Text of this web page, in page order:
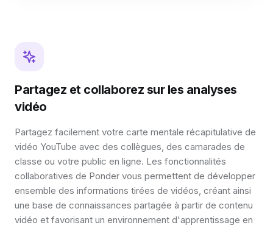
Partagez et collaborez sur les analyses
vidéo
Partagez facilement votre carte mentale récapitulative de
vidéo YouTube avec des collègues, des camarades de
classe ou votre public en ligne. Les fonctionnalités
collaboratives de Ponder vous permettent de développer
ensemble des informations tirées de vidéos, créant ainsi
une base de connaissances partagée à partir de contenu
vidéo et favorisant un environnement d'apprentissage en